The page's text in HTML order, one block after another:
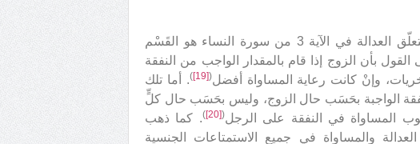
كما يذهب أكثر علماء أهل السنّة إلى القول بأن متعلّق العدالة في الآية 3 من سورة النساء هو القَسْم
القول بأن الزوج إذا قام بالمقدار الواجب من النفقة
وإنْ كانت رعاية المساواة أفضل(
[19]
). أما تلك
الواجبة بحَسَب حال الزوج، وليس بحَسَب حال كلٍّ
المساواة في النفقة على الرجل(
[20]
). كما ذهب
والمساواة في جميع الاستمتاعات الجنسية